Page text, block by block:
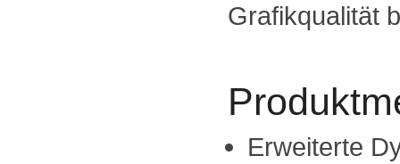
Grafikqualität
Erweiterte